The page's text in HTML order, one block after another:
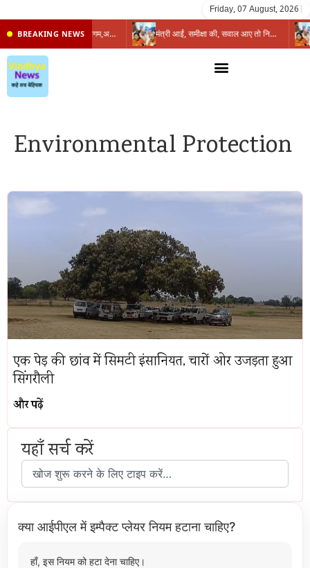
Friday, 07 August, 2026
BREAKING NEWS प्रभारी मंत्री के निशाने पर नगर निगम,अफसरों को 10 दिन का अल्टीमेटम,नहीं होगी कार्रवाई, महापौर-आयुक्त के बीच सौहार्दहीनता पर मंत्री ने उठाए सवाल मंत्री आईं, समीक्षा की, सवाल आए तो निकल गईं – खाली जयंत चौंकीं पर नहीं दिया जवाब
Environmental Protection
एक पेड़ की छांव में सिमटी इंसानियत, चारों ओर उजड़ता हुआ
सिंगरौली
और पढ़ें
यहाँ सर्च करें
क्या आईपीएल में इम्पैक्ट प्लेयर नियम हटाना चाहिए?
हाँ, इस नियम को हटा देना चाहिए।